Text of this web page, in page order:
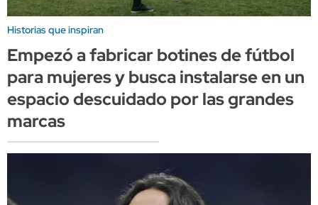
Historias que inspiran
Empezó a fabricar botines de fútbol
para mujeres y busca instalarse en un
espacio descuidado por las grandes
marcas